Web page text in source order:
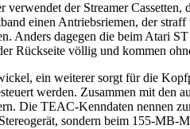
der Streamer
einen Antriebsriemen, der
dagegen die beim Atari
Rückseite völlig und kommen
ein weiterer sorgt für die
werden. Zusammen mit den
Die TEAC-Kenndaten nennen
sondern beim 155-MB-